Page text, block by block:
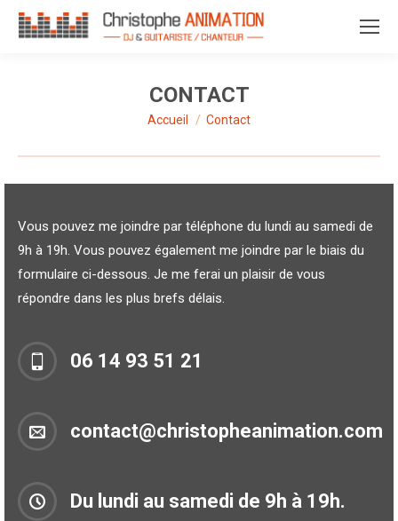
CONTACT
Vous êtes ici :
Accueil Contact
Vous pouvez me joindre par téléphone du lundi au samedi de
9h à 19h. Vous pouvez également me joindre par le biais du
formulaire ci-dessous. Je me ferai un plaisir de vous
répondre dans les plus brefs délais.
06 14 93 51 21
contact@christopheanimation.com
Du lundi au samedi de 9h à 19h.